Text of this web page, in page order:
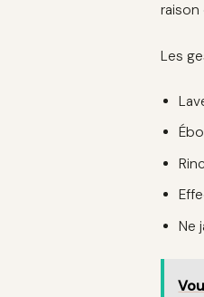
raison
Les
Ne